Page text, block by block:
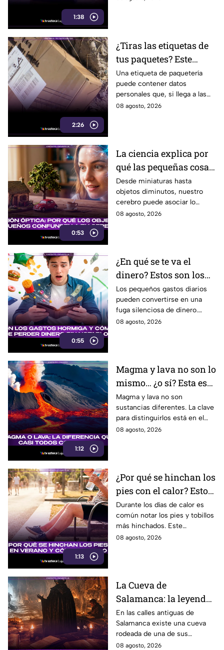
1:38
2:26
¿Tiras las etiquetas de
tus paquetes? Este
pequeño descuido
podría ponerte en
riesgo en Tijuana
Una etiqueta de paquetería
puede contener datos
personales que, si llega a las
manos equivocadas, podrían
08 agosto, 2026
0:53
La ciencia explica por
qué las pequeñas cosas
nos parecen tan
adorables
Desde miniaturas hasta
objetos diminutos, nuestro
cerebro puede asociar lo
pequeño con ternura,
08 agosto, 2026
0:55
¿En qué se te va el
dinero? Estos son los
gastos hormiga que
pueden vaciar tu
bolsillo
Los pequeños gastos diarios
pueden convertirse en una
fuga silenciosa de dinero.
Identificar los llamados gastos
08 agosto, 2026
1:12
Magma y lava no son lo
mismo… ¿o sí? Esta es
la explicación
Magma y lava no son
sustancias diferentes. La clave
para distinguirlos está en el
lugar donde se encuentra el
08 agosto, 2026
1:13
¿Por qué se hinchan los
pies con el calor? Esto
le pasa a tu cuerpo
durante los días
calurosos
Durante los días de calor es
común notar los pies y tobillos
más hinchados. Este
fenómeno, conocido como
08 agosto, 2026
La Cueva de
Salamanca: la leyenda
del Diablo que
enseñaba magia en
España
En las calles antiguas de
Salamanca existe una cueva
rodeada de una de sus
leyendas más famosas: se dice
08 agosto, 2026